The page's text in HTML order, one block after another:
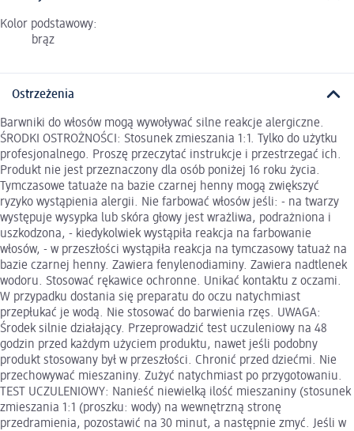
Kolor podstawowy:
brąz
Ostrzeżenia
Barwniki do włosów mogą wywoływać silne reakcje alergiczne.
ŚRODKI OSTROŻNOŚCI: Stosunek zmieszania 1:1. Tylko do użytku
profesjonalnego. Proszę przeczytać instrukcje i przestrzegać ich.
Produkt nie jest przeznaczony dla osób poniżej 16 roku życia.
Tymczasowe tatuaże na bazie czarnej henny mogą zwiększyć
ryzyko wystąpienia alergii. Nie farbować włosów jeśli: - na twarzy
występuje wysypka lub skóra głowy jest wrażliwa, podrażniona i
uszkodzona, - kiedykolwiek wystąpiła reakcja na farbowanie
włosów, - w przeszłości wystąpiła reakcja na tymczasowy tatuaż na
bazie czarnej henny. Zawiera fenylenodiaminy. Zawiera nadtlenek
wodoru. Stosować rękawice ochronne. Unikać kontaktu z oczami.
W przypadku dostania się preparatu do oczu natychmiast
przepłukać je wodą. Nie stosować do barwienia rzęs. UWAGA:
Środek silnie działający. Przeprowadzić test uczuleniowy na 48
godzin przed każdym użyciem produktu, nawet jeśli podobny
produkt stosowany był w przeszłości. Chronić przed dziećmi. Nie
przechowywać mieszaniny. Zużyć natychmiast po przygotowaniu.
TEST UCZULENIOWY: Nanieść niewielką ilość mieszaniny (stosunek
zmieszania 1:1 (proszku: wody) na wewnętrzną stronę
przedramienia, pozostawić na 30 minut, a następnie zmyć. Jeśli w